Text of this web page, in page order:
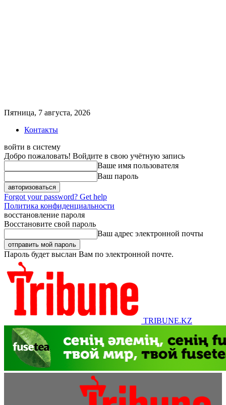
Пятница, 7 августа, 2026
Контакты
войти в систему
Добро пожаловать! Войдите в свою учётную запись
Ваше имя пользователя
Ваш пароль
Forgot your password? Get help
Политика конфиденциальности
восстановление пароля
Восстановите свой пароль
Ваш адрес электронной почты
Пароль будет выслан Вам по электронной почте.
TRIBUNE.KZ